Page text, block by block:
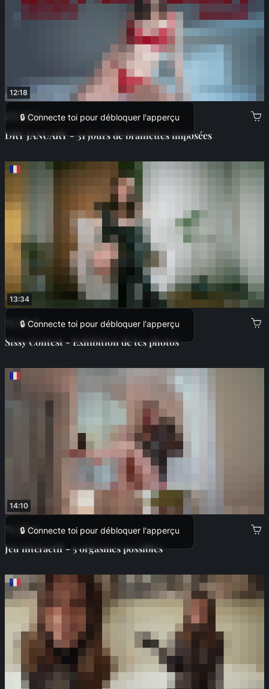
12:18
🔒 Connecte toi pour débloquer l'apperçu
29,99 €
DRY JANUARY - 31 jours de branlettes imposées
13:34
🔒 Connecte toi pour débloquer l'apperçu
15,99 €
Sissy Contest - Exhibition de tes photos
14:10
🔒 Connecte toi pour débloquer l'apperçu
15,99 €
Jeu interactif - 5 orgasmes possibles